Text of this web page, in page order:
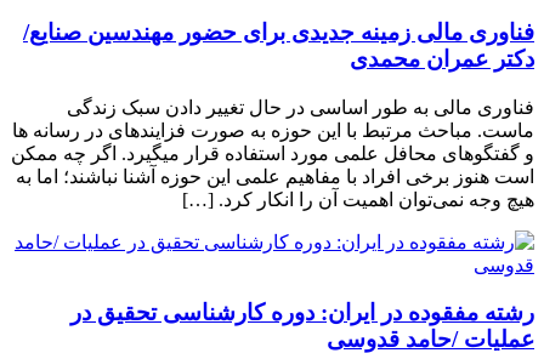
فناوری مالی زمینه جدیدی برای حضور مهندسین صنایع/
دکتر عمران محمدی
فناوری مالی به طور اساسی در حال تغییر دادن سبک زندگی
ماست. مباحث مرتبط با این حوزه به صورت فزاینده­ای در رسانه­ ها
و گفتگوهای محافل علمی مورد استفاده قرار می­گیرد. اگر چه ممکن
است هنوز برخی افراد با مفاهیم علمی این حوزه آشنا نباشند؛ اما به
هیچ وجه نمی‌توان اهمیت آن را انکار کرد. […]
رشته مفقوده در ایران: دوره کارشناسی تحقیق در
عملیات /حامد قدوسی